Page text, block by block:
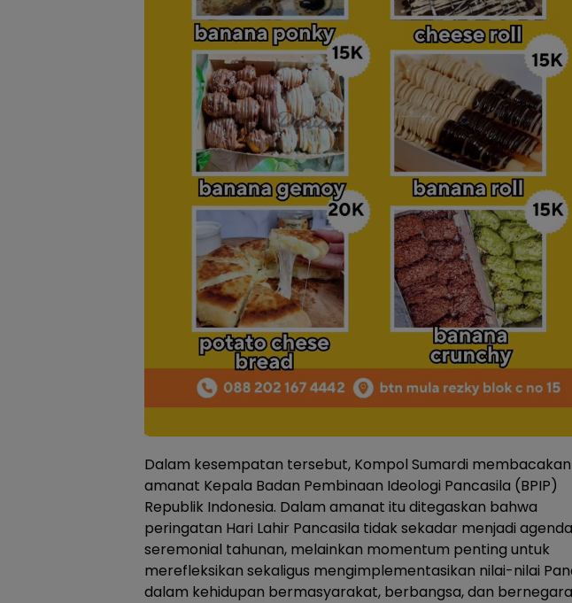
Dalam kesempatan tersebut, Kompol Sumardi membacakan
amanat Kepala Badan Pembinaan Ideologi Pancasila (BPIP)
Republik Indonesia. Dalam amanat itu ditegaskan bahwa
peringatan Hari Lahir Pancasila tidak sekadar menjadi agenda
seremonial tahunan, melainkan momentum penting untuk
merefleksikan sekaligus mengimplementasikan nilai-nilai
dalam kehidupan bermasyarakat, berbangsa, dan